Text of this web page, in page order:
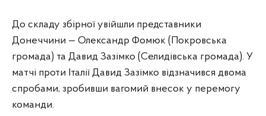
До складу збірної увійшли представники
Донеччини — Олександр Фомюк (Покровська
громада) та Давид Зазімко (Селидівська громада). У
матчі проти Італії Давид Зазімко відзначився двома
спробами, зробивши вагомий внесок у перемогу
команди.